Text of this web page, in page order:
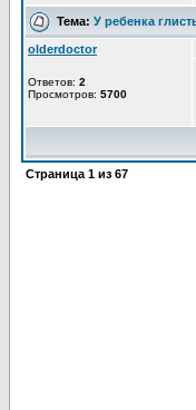
Тема: У ребенка
olderdoctor
Ответов: 2
Просмотров: 5700
Страница 1 из 67